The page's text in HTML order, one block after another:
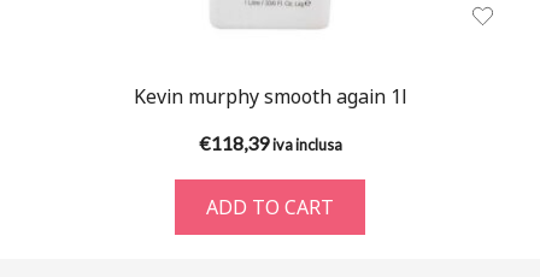
Kevin murphy smooth again 1l
€118,39 iva inclusa
ADD TO CART